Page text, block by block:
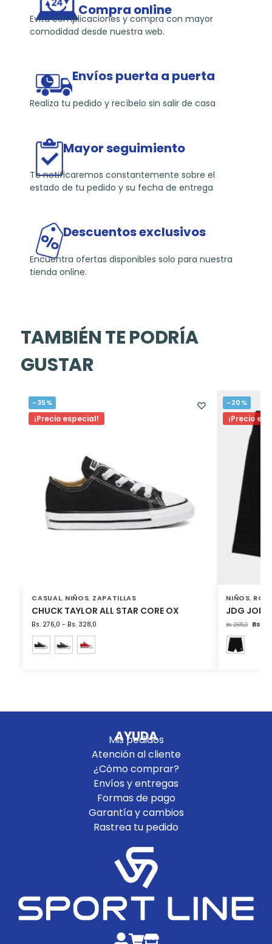
Compra online
Evita complicaciones y compra con mayor
comodidad desde nuestra web.
Envíos puerta a puerta
Realiza tu pedido y recíbelo sin salir de casa
Mayor seguimiento
Te notificaremos constantemente sobre el
estado de tu pedido y su fecha de entrega
Descuentos exclusivos
Encuentra ofertas disponibles solo para nuestra
tienda online.
TAMBIÉN TE PODRÍA
GUSTAR
-35%
¡Precio especial!
CASUAL, NIÑOS, ZAPATILLAS
CHUCK TAYLOR ALL STAR CORE OX
Bs. 276,0 - Bs. 328,0
-20%
¡Precio
NIÑOS,
JDG
Bs.265,0 Bs.
AYUDA
Mis pedidos
Atención al cliente
¿Cómo comprar?
Envíos y entregas
Formas de pago
Garantía y cambios
Rastrea tu pedido